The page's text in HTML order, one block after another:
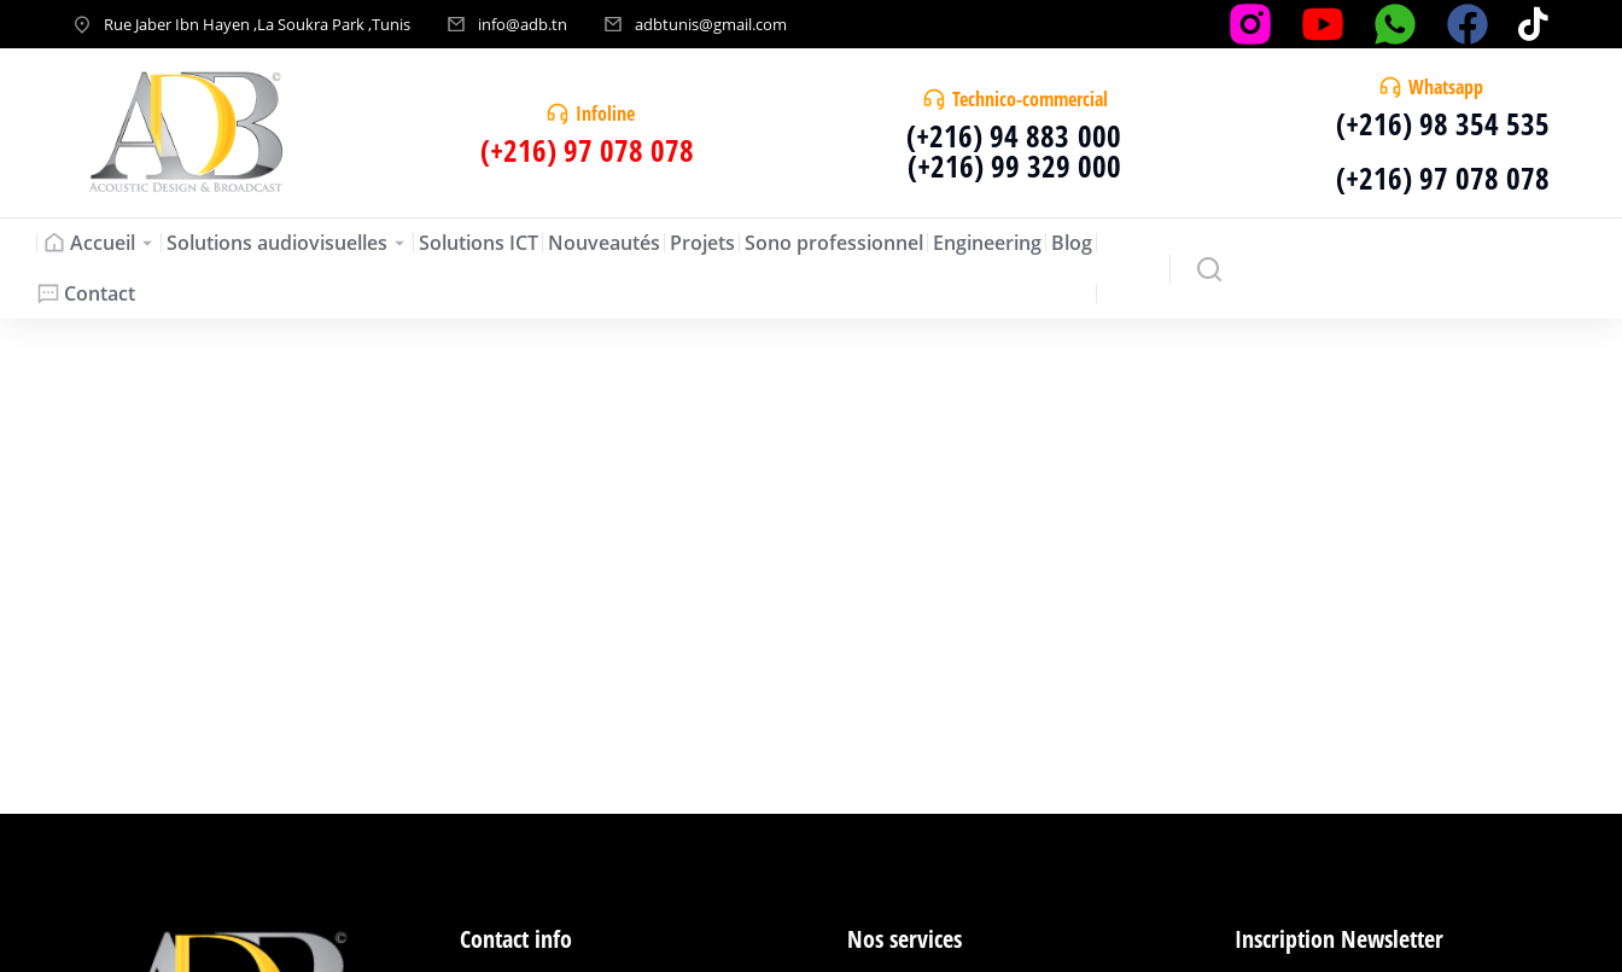
Rue Jaber Ibn Hayen ,La Soukra Park ,Tunis info@adb.tn adbtunis@gmail.com
Infoline
(+216) 97 078 078
Technico-commercial
(+216) 94 883 000
(+216) 99 329 000
Whatsapp
(+216) 98 354 535
(+216) 97 078 078
Accueil Solutions audiovisuelles Solutions ICT Nouveautés Projets Sono professionnel Engineering Blog
Contact
Contact info Nos services Inscription Newsletter